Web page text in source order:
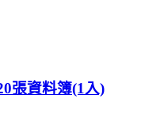
張資料簿(1入)